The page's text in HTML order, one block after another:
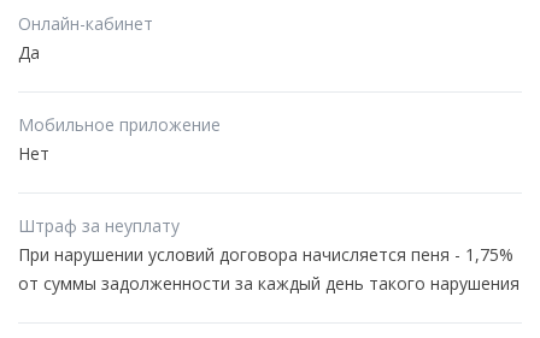
Онлайн-кабинет
Да
Мобильное приложение
Нет
Штраф за неуплату
При нарушении условий договора начисляется пеня - 1,75%
от суммы задолженности за каждый день такого нарушения